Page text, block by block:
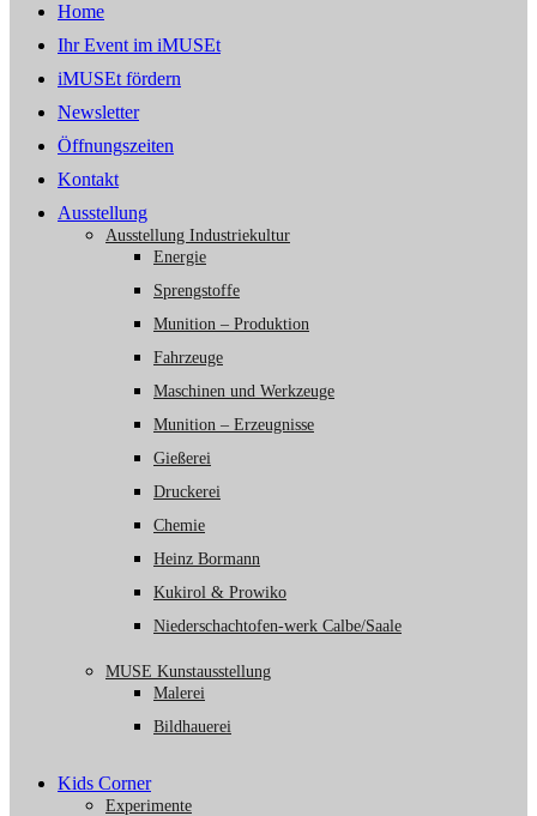
Home
Ihr Event im iMUSEt
iMUSEt fördern
Newsletter
Öffnungszeiten
Kontakt
Ausstellung
Ausstellung Industriekultur
Energie
Sprengstoffe
Munition – Produktion
Fahrzeuge
Maschinen und Werkzeuge
Munition – Erzeugnisse
Gießerei
Druckerei
Chemie
Heinz Bormann
Kukirol & Prowiko
Niederschachtofen-werk Calbe/Saale
MUSE Kunstausstellung
Malerei
Bildhauerei
Kids Corner
Experimente